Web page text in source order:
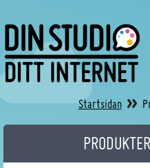
Startsidan